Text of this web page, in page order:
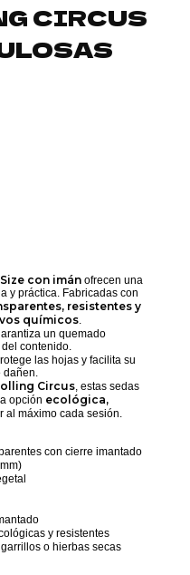
CIRCUS
con imán ofrecen una
y práctica. Fabricadas con
resistentes y
químicos.
un quemado
contenido.
las hojas y facilita su
dañen.
Circus, estas sedas
opción ecológica,
al máximo cada sesión.
con cierre imantado
y resistentes
o hierbas secas